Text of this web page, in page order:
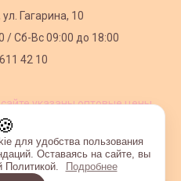
ул. Гагарина, 10
/Сб-Вс 09:00 до 18:00
42 10
указаны оптовые цены,
для удобства пользования
Оставаясь на сайте, вы
Политикой.
Подробнее